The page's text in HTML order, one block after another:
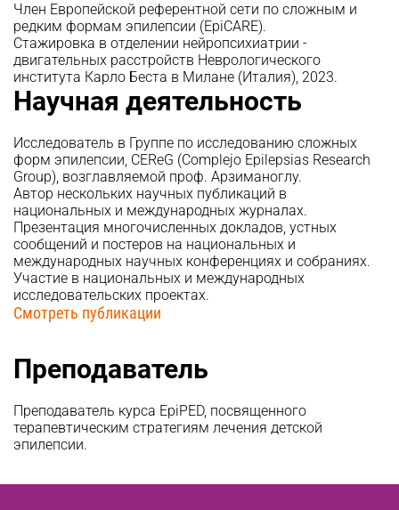
Член Европейской референтной сети по сложным и
редким формам эпилепсии (EpiCARE).
Стажировка в отделении нейропсихиатрии -
двигательных расстройств Неврологического
института Карло Беста в Милане (Италия), 2023.
Научная деятельность
Исследователь в Группе по исследованию сложных
форм эпилепсии, CEReG (Complejo Epilepsias Research
Group), возглавляемой проф. Арзиманоглу.
Автор нескольких научных публикаций в
национальных и международных журналах.
Презентация многочисленных докладов, устных
сообщений и постеров на национальных и
международных научных конференциях и собраниях.
Участие в национальных и международных
исследовательских проектах.
Смотреть публикации
Преподаватель
Преподаватель курса EpiPED, посвященного
терапевтическим стратегиям лечения детской
эпилепсии.